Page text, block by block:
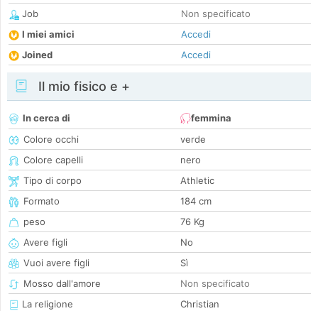
Job
Non specificato
I miei amici
Accedi
Joined
Accedi
Il mio fisico e +
In cerca di
femmina
Colore occhi
verde
Colore capelli
nero
Tipo di corpo
Athletic
Formato
184 cm
peso
76 Kg
Avere figli
No
Vuoi avere figli
Sì
Mosso dall'amore
Non specificato
La religione
Christian